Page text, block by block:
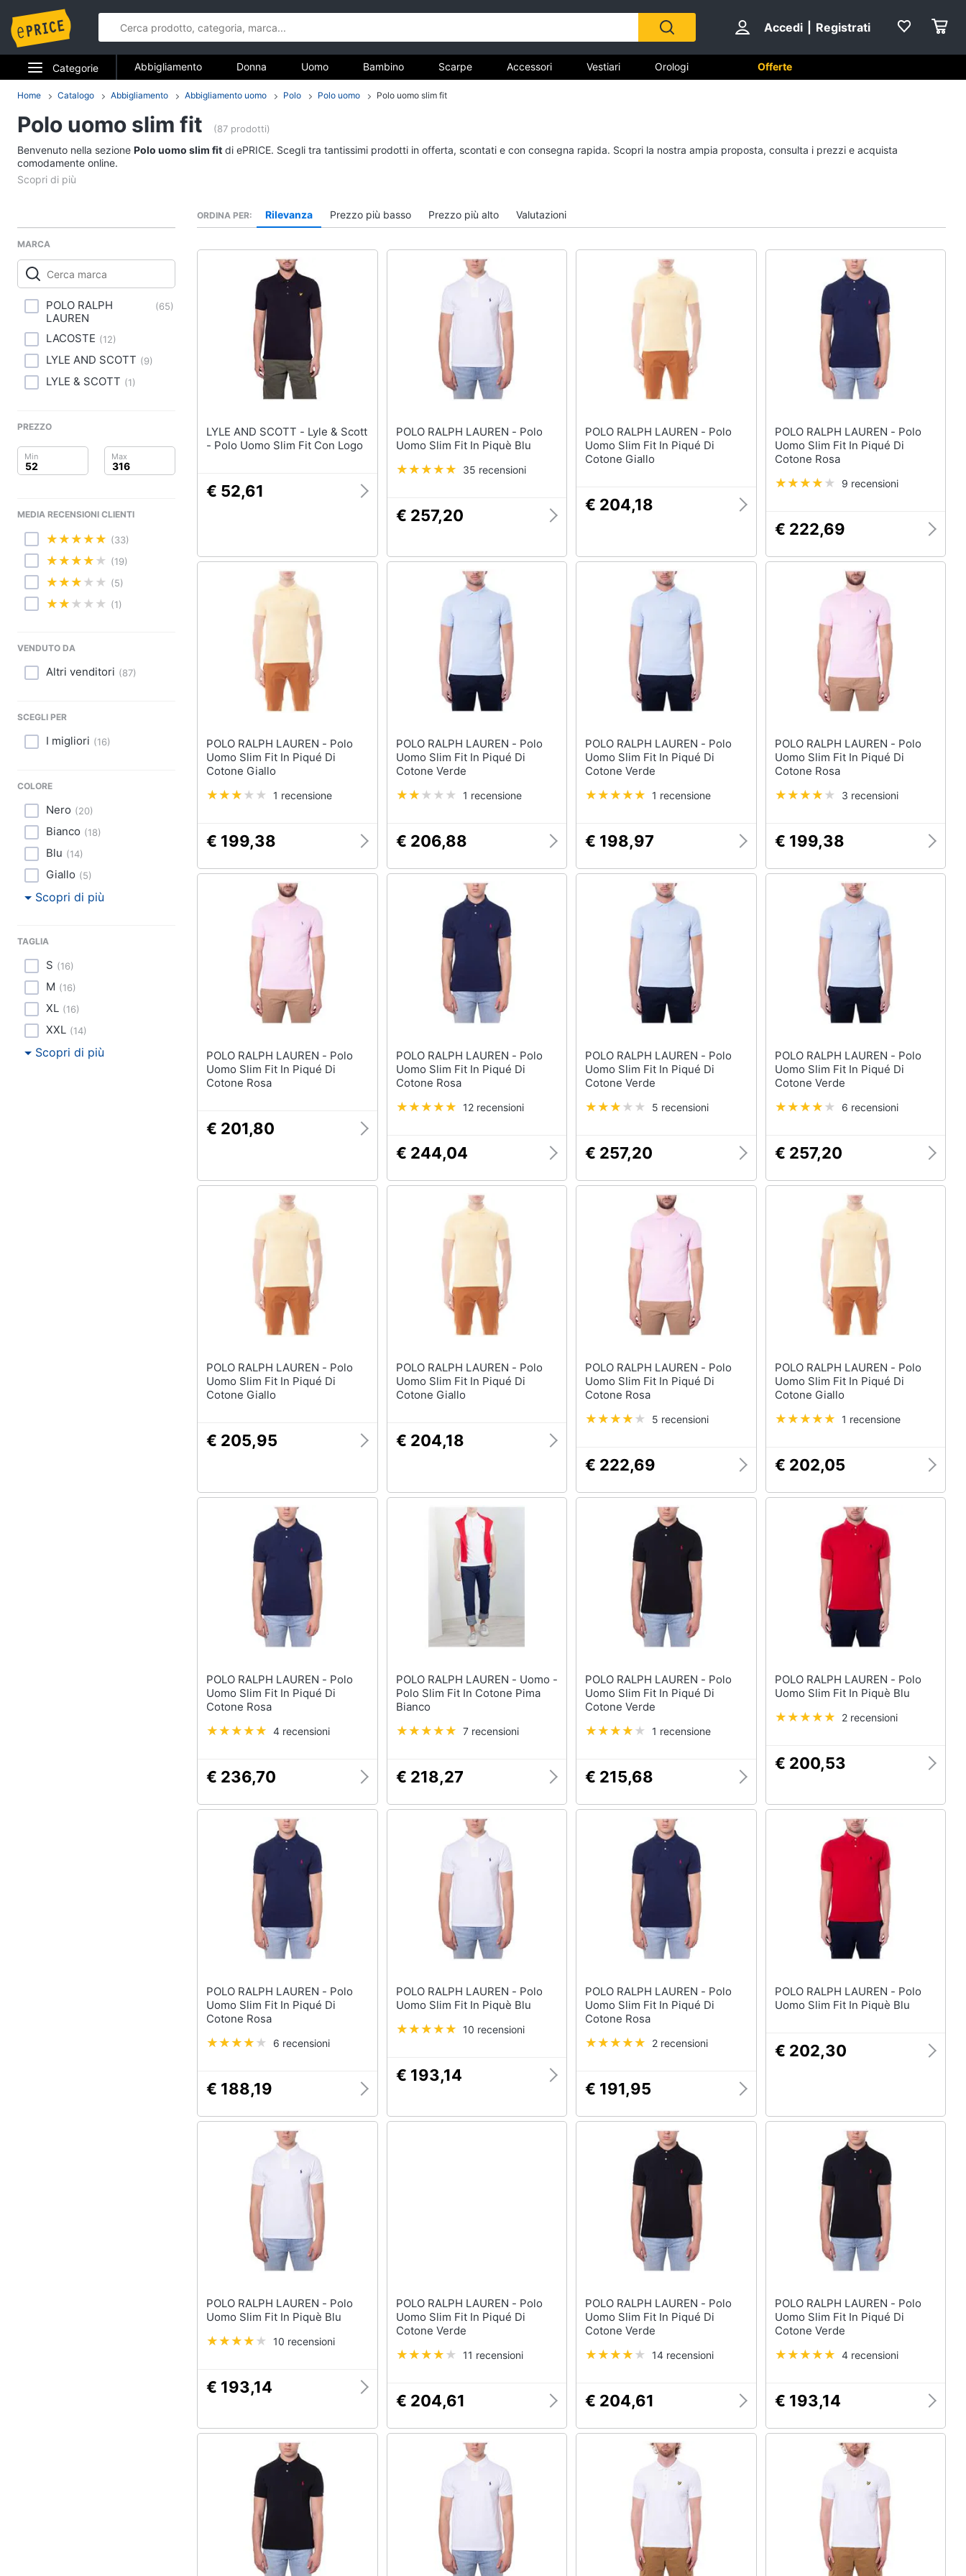
Accedi Registrati
Categorie
Elettrodomestici
Informatica
Telefonia
Smart home
Videogiochi
Audio e musica
Clima
Arredo
Brico e Giardinaggio
Beauty
Prima infanzia
Casalinghi
Abbigliamento
Sport
Animali
Motori
Libri, cd e dvd
Promozioni
Felpa donna
Vedi tutti
Giacca uomo
Vedi tutti
Copertina neonato
Vedi tutti
Ciabatte
Vedi tutti
Accessori
Sigaretta elettronica
Occhiali da vista
Occhiali da sole
Abbigliamento Donna Uomo Bambino Scarpe Accessori Vestiari Orologi
Gioielli
Offerte
Home Catalogo Abbigliamento Abbigliamento uomo Polo Polo uomo Polo uomo slim fit
Polo uomo slim fit (87 prodotti)
Benvenuto nella sezione Polo uomo slim fit di ePRICE. Scegli tra tantissimi prodotti in offerta, scontati e con consegna rapida. Scopri la nostra ampia proposta, consulta i prezzi e acquista
comodamente online.
MARCA
POLO RALPH
LAUREN
(65)
LACOSTE (12)
LYLE AND SCOTT (9)
LYLE & SCOTT (1)
PREZZO
MEDIA RECENSIONI CLIENTI
(33)
(19)
(5)
(1)
VENDUTO DA
Altri venditori (87)
SCEGLI PER
I migliori (16)
COLORE
Nero (20)
Bianco (18)
Blu (14)
Giallo (5)
Scopri di più
TAGLIA
S (16)
M (16)
XL (16)
XXL (14)
Scopri di più
ORDINA PER Rilevanza Prezzo più basso Prezzo più alto Valutazioni
LYLE AND SCOTT - Lyle & Scott
- Polo Uomo Slim Fit Con Logo
€ 52,61
POLO RALPH LAUREN - Polo
Uomo Slim Fit In Piquè Blu
35 recensioni
€ 257,20
POLO RALPH LAUREN - Polo
Uomo Slim Fit In Piqué Di
Cotone Giallo
€ 204,18
POLO RALPH LAUREN - Polo
Uomo Slim Fit In Piqué Di
Cotone Rosa
9 recensioni
€ 222,69
POLO RALPH LAUREN - Polo
Uomo Slim Fit In Piqué Di
Cotone Giallo
1 recensione
€ 199,38
POLO RALPH LAUREN - Polo
Uomo Slim Fit In Piqué Di
Cotone Verde
1 recensione
€ 206,88
POLO RALPH LAUREN - Polo
Uomo Slim Fit In Piqué Di
Cotone Verde
1 recensione
€ 198,97
POLO RALPH LAUREN - Polo
Uomo Slim Fit In Piqué Di
Cotone Rosa
3 recensioni
€ 199,38
POLO RALPH LAUREN - Polo
Uomo Slim Fit In Piqué Di
Cotone Rosa
€ 201,80
POLO RALPH LAUREN - Polo
Uomo Slim Fit In Piqué Di
Cotone Rosa
12 recensioni
€ 244,04
POLO RALPH LAUREN - Polo
Uomo Slim Fit In Piqué Di
Cotone Verde
5 recensioni
€ 257,20
POLO RALPH LAUREN - Polo
Uomo Slim Fit In Piqué Di
Cotone Verde
6 recensioni
€ 257,20
POLO RALPH LAUREN - Polo
Uomo Slim Fit In Piqué Di
Cotone Giallo
€ 205,95
POLO RALPH LAUREN - Polo
Uomo Slim Fit In Piqué Di
Cotone Giallo
€ 204,18
POLO RALPH LAUREN - Polo
Uomo Slim Fit In Piqué Di
Cotone Rosa
5 recensioni
€ 222,69
POLO RALPH LAUREN - Polo
Uomo Slim Fit In Piqué Di
Cotone Giallo
1 recensione
€ 202,05
POLO RALPH LAUREN - Polo
Uomo Slim Fit In Piqué Di
Cotone Rosa
4 recensioni
€ 236,70
POLO RALPH LAUREN - Uomo -
Polo Slim Fit In Cotone Pima
Bianco
7 recensioni
€ 218,27
POLO RALPH LAUREN - Polo
Uomo Slim Fit In Piqué Di
Cotone Verde
1 recensione
€ 215,68
POLO RALPH LAUREN - Polo
Uomo Slim Fit In Piquè Blu
2 recensioni
€ 200,53
POLO RALPH LAUREN - Polo
Uomo Slim Fit In Piqué Di
Cotone Rosa
6 recensioni
€ 188,19
POLO RALPH LAUREN - Polo
Uomo Slim Fit In Piquè Blu
10 recensioni
€ 193,14
POLO RALPH LAUREN - Polo
Uomo Slim Fit In Piqué Di
Cotone Rosa
2 recensioni
€ 191,95
POLO RALPH LAUREN - Polo
Uomo Slim Fit In Piquè Blu
€ 202,30
POLO RALPH LAUREN - Polo
Uomo Slim Fit In Piquè Blu
10 recensioni
€ 193,14
POLO RALPH LAUREN - Polo
Uomo Slim Fit In Piqué Di
Cotone Verde
11 recensioni
€ 204,61
POLO RALPH LAUREN - Polo
Uomo Slim Fit In Piqué Di
Cotone Verde
14 recensioni
€ 204,61
POLO RALPH LAUREN - Polo
Uomo Slim Fit In Piqué Di
Cotone Verde
4 recensioni
€ 193,14